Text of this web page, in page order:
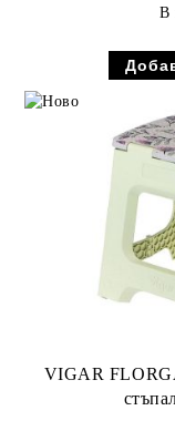
В
VIGAR